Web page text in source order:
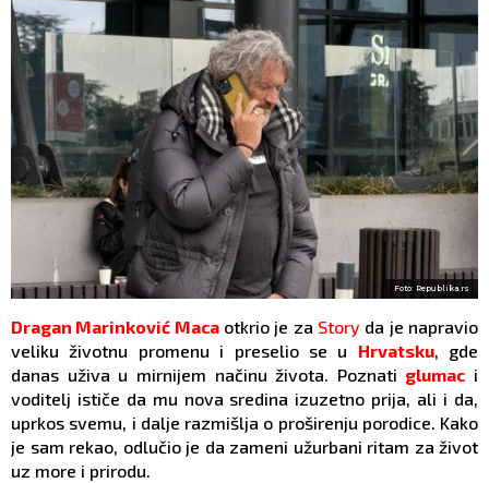
Foto: Republika.rs
Dragan Marinković Macaotkrio je za Story da je napravio
veliku životnu promenu i preselio se u Hrvatsku, gde
danas uživa u mirnijem načinu života. Poznati glumac i
voditelj ističe da mu nova sredina izuzetno prija, ali i da,
uprkos svemu, i dalje razmišlja o proširenju porodice. Kako
je sam rekao, odlučio je da zameni užurbani ritam za život
uz more i prirodu.